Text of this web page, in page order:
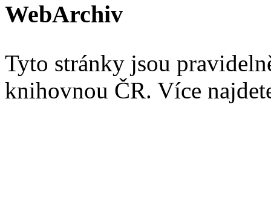
WebArchiv
Tyto stránky jsou
knihovnou ČR. Více